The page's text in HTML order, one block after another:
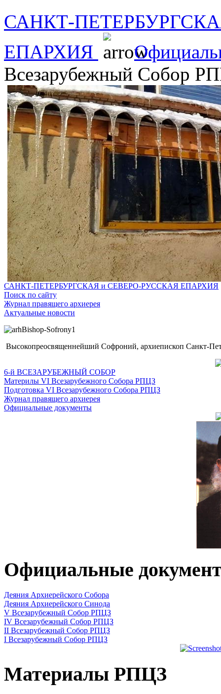
САНКТ-
ЕПАРХИЯ
Всезарубежный Собор
САНКТ-ПЕТЕРБУРГСКАЯ и СЕВЕРО-РУССКАЯ ЕПАРХИЯ
Поиск по сайту
Журнал правящего архиерея
Актуальные новости
Высокопреосвященнейший Софроний, архиепископ Санкт-
6-й ВСЕЗАРУБЕЖНЫЙ СОБОР
Материлы VI Всезарубежного Собора РПЦЗ
Подготовка VI Всезарубежного Собора РПЦЗ
Журнал правящего архиерея
Официальные документы
Официальные
Деяния Архиерейского Собора
Деяния Архиерейского Синода
V Всезарубежный Собор РПЦЗ
IV Всезарубежный Собор РПЦЗ
II Всезарубежный Собор РПЦЗ
I Всезарубежный Собор РПЦЗ
Материалы РПЦЗ